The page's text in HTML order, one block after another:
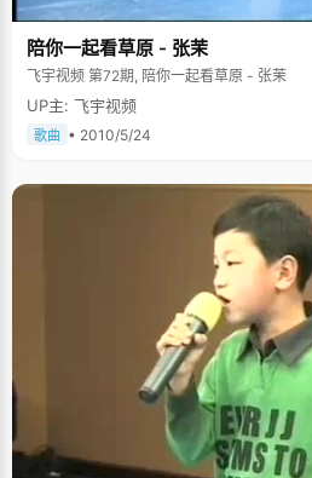
陪你一起看草原 - 张茉
飞宇视频 第72期, 陪你一起看草原 - 张茉
UP主: 飞宇视频
歌曲 • 2010/5/24